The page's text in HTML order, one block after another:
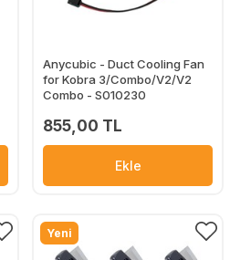
Anycubic - Duct Cooling Fan
for Kobra 3/Combo/V2/V2
Combo - S010230
855,00 TL
Ekle
Yeni